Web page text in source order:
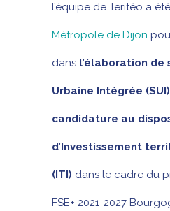
l’équipe de Teritéo a
Métropole de Dijon
dans l’élaboration de
Urbaine Intégrée (SUI)
candidature au
d’Investissement
(ITI) dans le cadre du
FSE+ 2021-2027